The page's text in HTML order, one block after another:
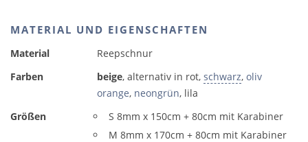
MATERIAL UND EIGENSCHAFTEN
Material
Reepschnur
Farben
beige, alternativ in rot, schwarz, oliv
orange, neongrün, lila
Größen
S 8mm x 150cm + 80cm mit Karabiner
M 8mm x 170cm + 80cm mit Karabiner